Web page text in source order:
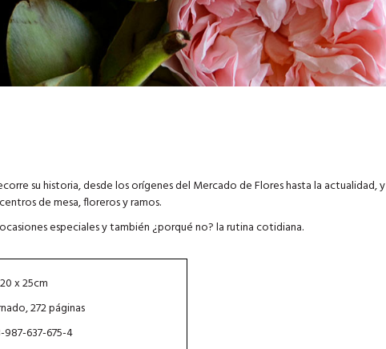
su historia, desde los orígenes del Mercado de Flores hasta la actualidad, y
de mesa, floreros y ramos.
especiales y también ¿porqué no? la rutina cotidiana.
x 25cm
272 páginas
987-637-675-4